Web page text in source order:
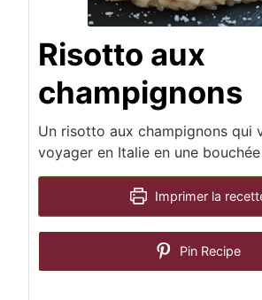
Risotto aux
champignons
Un risotto aux champignons qui
voyager en Italie en une bouchée
Imprimer la
Pin Recipe